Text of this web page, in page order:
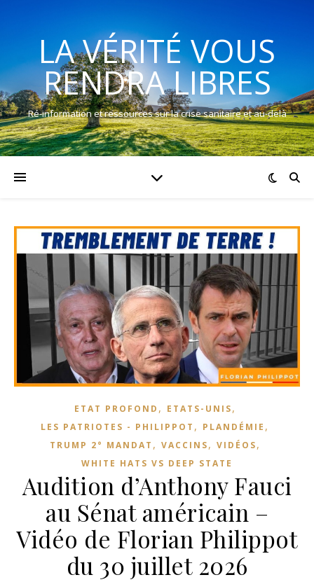
LA VÉRITÉ VOUS
RENDRA LIBRES
Ré-information et ressources sur la crise sanitaire et au-delà
ETAT PROFOND , ETATS-UNIS,
LES PATRIOTES - PHILIPPOT , PLANDÉMIE ,
TRUMP 2° MANDAT , VACCINS, VIDÉOS,
WHITE HATS VS DEEP STATE
Audition d’Anthony Fauci
au Sénat américain –
Vidéo de Florian Philippot
du 30 juillet 2026